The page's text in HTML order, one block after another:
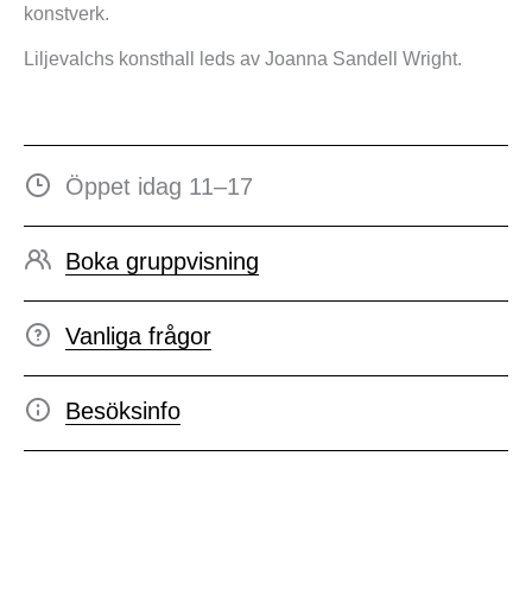
konstverk.
Liljevalchs konsthall leds av Joanna Sandell Wright.
Öppet idag 11–17
Boka gruppvisning
Vanliga frågor
Besöksinfo